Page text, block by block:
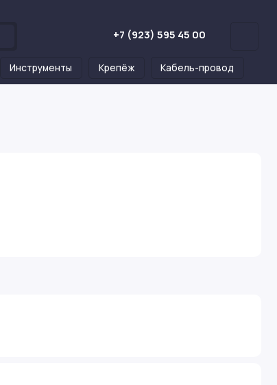
+7 (923) 595 45 00
Инструменты Крепёж Кабель-провод